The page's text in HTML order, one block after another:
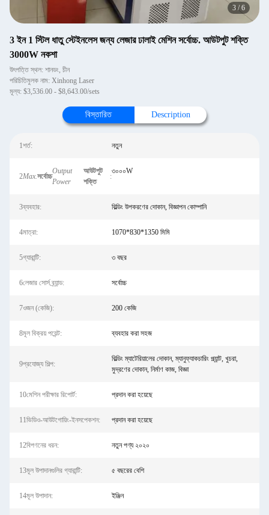
3 /6
3 ইন 1 স্টিল ধাতু স্টেইনলেস জন্য লেজার ঢালাই মেশিন সর্বোচ্চ. আউটপুট শক্তি
3000W নকশা
উৎপত্তি স্থল: শানডং, চীন
পরিচিতিমুলক নাম: Xinhong Laser
মূল্য: $3,536.00 - $8,643.00/sets
বিস্তারিত Description
1শর্ত: নতুন
2Max.সর্বোচ্চ
Output
Power
আউটপুট
শক্তি
:
৩০০০W
3ব্যবহার: বিল্ডিং উপকরণের দোকান, বিজ্ঞাপন কোম্পানি
4মাত্রা: 1070*830*1350 মিমি
5গ্যারান্টি: ৩ বছর
6লেজার সোর্স ব্র্যান্ড: সর্বোচ্চ
7ওজন (কেজি): 200 কেজি
8মূল বিক্রয় পয়েন্ট: ব্যবহার করা সহজ
9প্রযোজ্য শিল্প:
বিল্ডিং ম্যাটেরিয়ালের দোকান, ম্যানুফ্যাকচারিং প্ল্যান্ট, খুচরা,
মুদ্রণের দোকান, নির্মাণ কাজ, বিজ্ঞা
10মেশিন পরীক্ষার রিপোর্ট: প্রদান করা হয়েছে
11ভিডিও-আউটগোয়িং-ইনসপেকশন: প্রদান করা হয়েছে
12বিপণনের ধরন: নতুন পণ্য ২০২০
13মূল উপাদানগুলির গ্যারান্টি: ৫ বছরের বেশি
14মূল উপাদান: ইঞ্জিন